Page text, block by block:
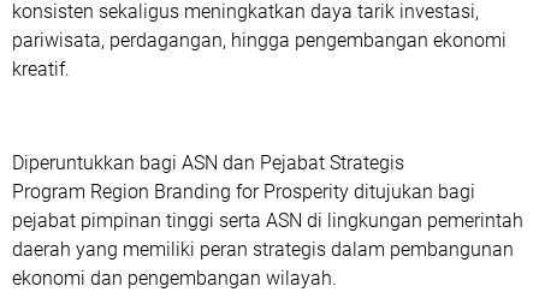
konsisten sekaligus meningkatkan daya tarik investasi,
pariwisata, perdagangan, hingga pengembangan ekonomi
kreatif.
Diperuntukkan bagi ASN dan Pejabat Strategis
‎Program Region Branding for Prosperity ditujukan bagi
pejabat pimpinan tinggi serta ASN di lingkungan pemerintah
daerah yang memiliki peran strategis dalam pembangunan
ekonomi dan pengembangan wilayah.